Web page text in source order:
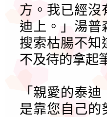
方。我已經沒
迪上。」湯普
搜索枯腸不知
不及待的拿起
「親愛的泰
是靠您自己的